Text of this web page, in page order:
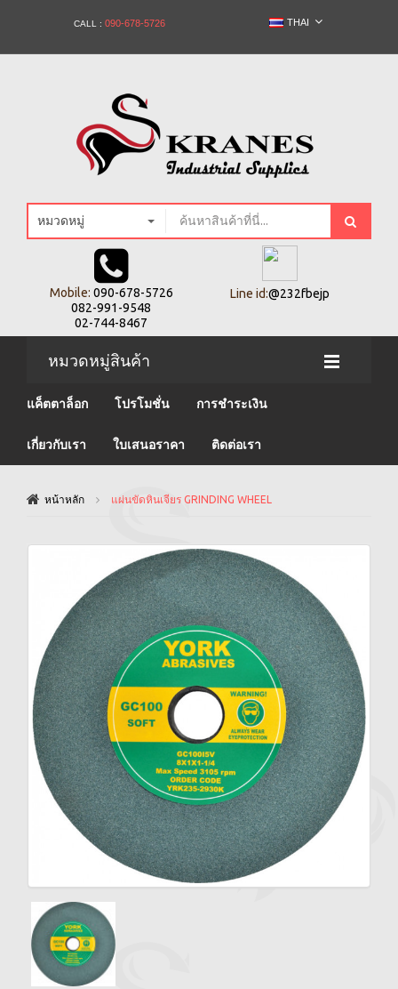
CALL : 090-678-5726 THAI
หมวดหมู่
Mobile: 090-678-5726
082-991-9548
02-744-8467
Line id:@232fbejp
หมวดหมู่สินค้า
แค็ตตาล็อก โปรโมชั่น การชำระเงิน
เกี่ยวกับเรา ใบเสนอราคา ติดต่อเรา
หน้าหลัก แผ่นขัดหินเจียร GRINDING WHEEL